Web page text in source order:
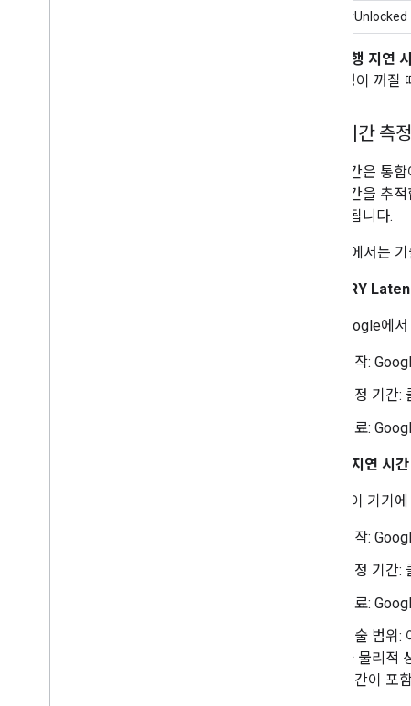
alreadyUnlocked
질의/실행 지연
(예: 조명이 꺼
지연 시간 측
지연 시간은 통
지연 시간을 추
에 승인됩니다.
Google에서는
1. QUERY
이는 Google에
시작:
측정 기간
종료:
2. 실행 지연 시
Google이 기기
시작:
측정 기간
종료:
기술 범위
가 물리적
시간이 포